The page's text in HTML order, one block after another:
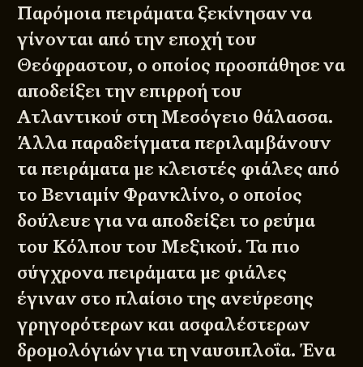
Παρόμοια πειράματα ξεκίνησαν να
γίνονται από την εποχή του
Θεόφραστου, ο οποίος προσπάθησε να
αποδείξει την επιρροή του
Ατλαντικού στη Μεσόγειο θάλασσα.
Άλλα παραδείγματα περιλαμβάνουν
τα πειράματα με κλειστές φιάλες από
το Βενιαμίν Φρανκλίνο, ο οποίος
δούλευε για να αποδείξει το ρεύμα
του Κόλπου του Μεξικού. Τα πιο
σύγχρονα πειράματα με φιάλες
έγιναν στο πλαίσιο της ανεύρεσης
γρηγορότερων και ασφαλέστερων
δρομολόγιών για τη ναυσιπλοΐα. Ένα